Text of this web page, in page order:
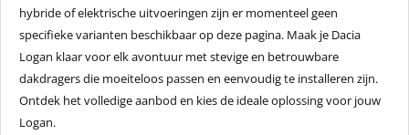
hybride of elektrische uitvoeringen zijn er momenteel geen
specifieke varianten beschikbaar op deze pagina. Maak je Dacia
Logan klaar voor elk avontuur met stevige en betrouwbare
dakdragers die moeiteloos passen en eenvoudig te installeren zijn.
Ontdek het volledige aanbod en kies de ideale oplossing voor jouw
Logan.